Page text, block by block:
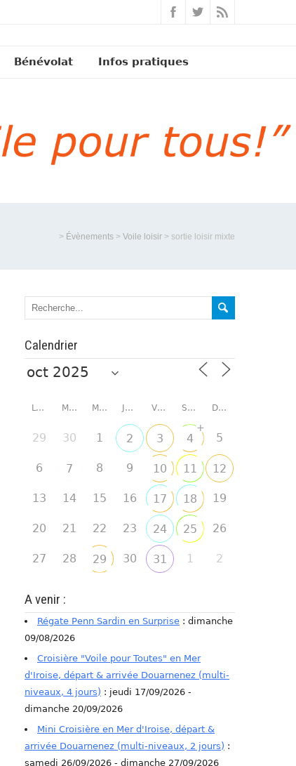
Bénévolat Infos pratiques
> Évènements > Voile loisir > sortie loisir mixte
Calendrier
LUNDI MARDI MERCREDI JEUDI VENDREDI SAMEDI DIMANCHE
29 30 1 2 3 4
+
5
6 7 8 9 10 11 12
13 14 15 16 17 18 19
20 21 22 23 24 25 26
27 28 29 30 31 1 2
A venir :
Régate Penn Sardin en Surprise : dimanche
09/08/2026
Croisière "Voile pour Toutes" en Mer
d'Iroise, départ & arrivée Douarnenez (multi-
niveaux, 4 jours) : jeudi 17/09/2026 -
dimanche 20/09/2026
Mini Croisière en Mer d'Iroise, départ &
arrivée Douarnenez (multi-niveaux, 2 jours) :
samedi 26/09/2026 - dimanche 27/09/2026